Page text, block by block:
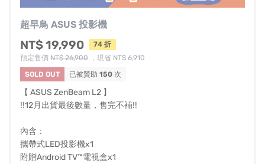
附贈Google認證的Android TV™電視盒
空間 ，直接就能放在【 ASUS ZenBeam L2 】裡，享受多
種APP與影音。
超早鳥 ASUS 投影機
NT$ 19,990
74 折
預定售價 NT$ 26,900 ，現省 NT$ 6,910
SOLD OUT
已被贊助 150 次
【 ASUS ZenBeam L2 】
‼️12月出貨最後數量，售完不補‼️
內含：
攜帶式LED投影機x1
附贈Android TV™電視盒x1